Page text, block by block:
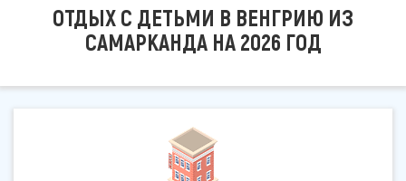
ОТДЫХ С ДЕТЬМИ В ВЕНГРИЮ ИЗ
САМАРКАНДА НА 2026 ГОД